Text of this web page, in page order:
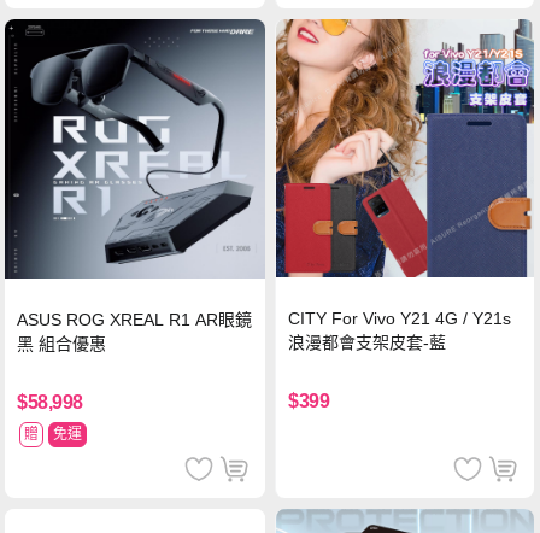
ASUS ROG XREAL R1 AR眼鏡
黑 組合優惠
$58,998
贈 免運
CITY For Vivo Y21 4G / Y21s
浪漫都會支架皮套-藍
$399